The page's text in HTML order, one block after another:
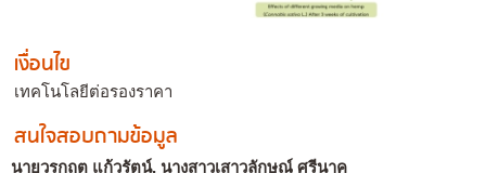
เงื่อนไข
เทคโนโลยีต่อรองราคา
สนใจสอบถามข้อมูล
นายวรกฤต แก้วรัตน์, นางสาวเสาวลักษณ์ ศรีนาค